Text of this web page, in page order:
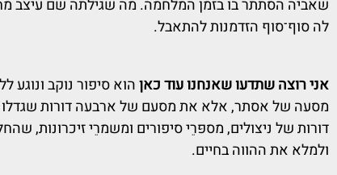
שאביה הסתתר בו בזמן המלחמה. מה שגילתה שם עיצב
לה סוף־סוף הזדמנות להתאבל.
אני רוצה שתדעו שאנחנו עוד כאןהוא סיפור נוקב ונוגע
מסעה של אסתר, אלא את מסעם של ארבעה דורות
דורות של ניצולים, מספּרֵי סיפורים ומשמרֵי זיכרונות,
ולמלא את ההווה בחיים.